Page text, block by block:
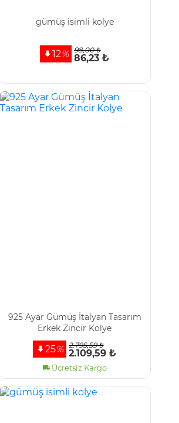
gümüş isimli kolye
12% 98,00 ₺
86,23 ₺
925 Ayar Gümüş İtalyan Tasarım
Erkek Zincir Kolye
25% 2.795,59 ₺
2.109,59 ₺
Ücretsiz Kargo